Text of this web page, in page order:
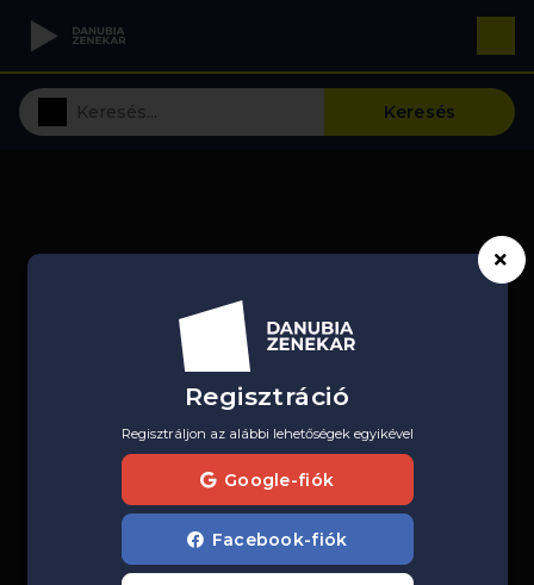
Keresés
Regisztráció
Regisztráljon az alábbi lehetőségek egyikével
Google-fiók
Facebook-fiók